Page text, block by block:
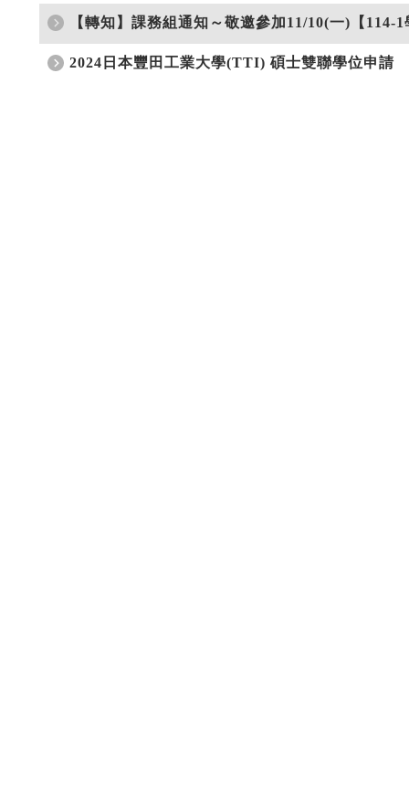
【轉知】課務組通知～敬邀參加11/10(一)【114-
2024日本豐田工業大學(TTI) 碩士雙聯學位申請